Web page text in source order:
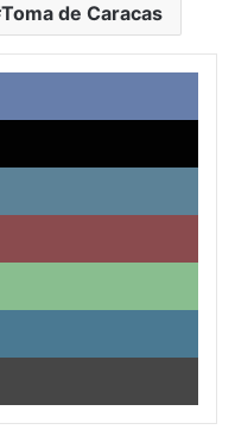
Toma de Caracas
X